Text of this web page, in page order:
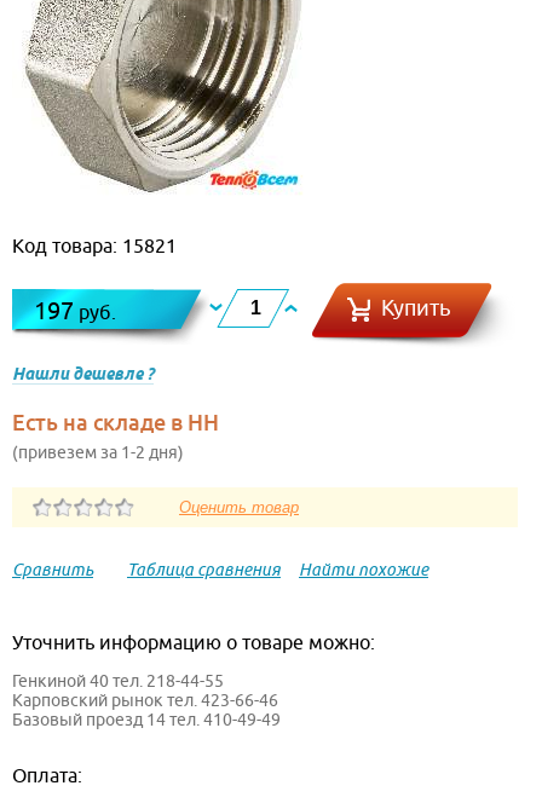
Код товара: 15821
197 руб. Купить
Нашли дешевле ?
Есть на складе в НН
(привезем за 1-2 дня)
Сравнить Таблица сравнения Найти похожие
Уточнить информацию о товаре можно:
Генкиной 40 тел. 218-44-55
Карповский рынок тел. 423-66-46
Базовый проезд 14 тел. 410-49-49
Оплата: